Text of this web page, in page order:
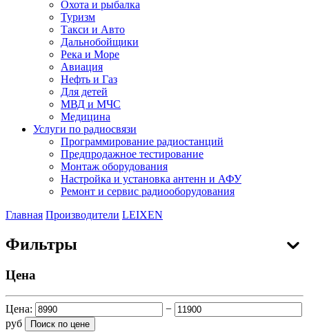
Охота и рыбалка
Туризм
Такси и Авто
Дальнобойщики
Река и Море
Авиация
Нефть и Газ
Для детей
МВД и МЧС
Медицина
Услуги по радиосвязи
Программирование радиостанций
Предпродажное тестирование
Монтаж оборудования
Настройка и установка антенн и АФУ
Ремонт и сервис радиооборудования
Главная Производители LEIXEN
Фильтры
Цена
Цена:
−
руб